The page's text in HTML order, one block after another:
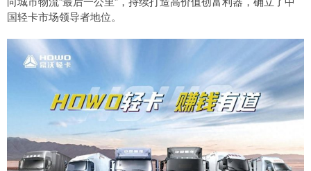
国轻卡市场领导者地位。